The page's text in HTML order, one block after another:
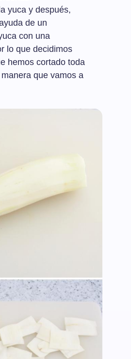
yuca y después,
de un
con una
lo que decidimos
hemos cortado toda
que vamos a